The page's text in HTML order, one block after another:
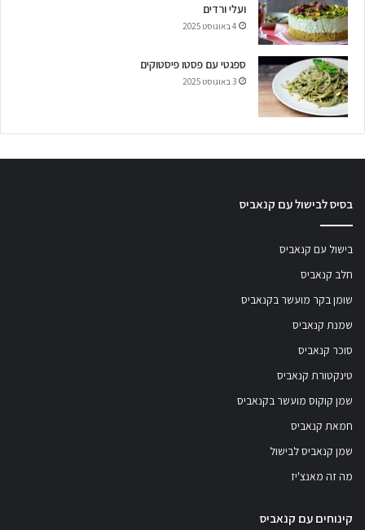
ועלי ורדים
4 באוגוסט 2025
ספגטי עם פסטו פיסטוקים
3 באוגוסט 2025
בסיס לבישול עם קנאביס
בישול עם קנאביס
חלב קנאביס
שומן בקר מועשר בקנאביס
שמנת קנאביס
סוכר קנאביס
טינקטורת קנאביס
שמן קוקוס מועשר בקנאביס
חמאת קנאביס
שמן קנאביס לבישול
מה זה מאנצ'יז
קינוחים עם קנאביס